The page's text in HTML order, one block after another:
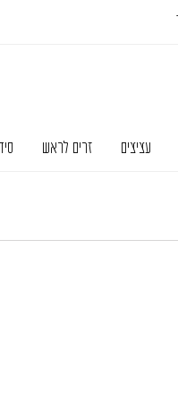
עציצים זרים לראש